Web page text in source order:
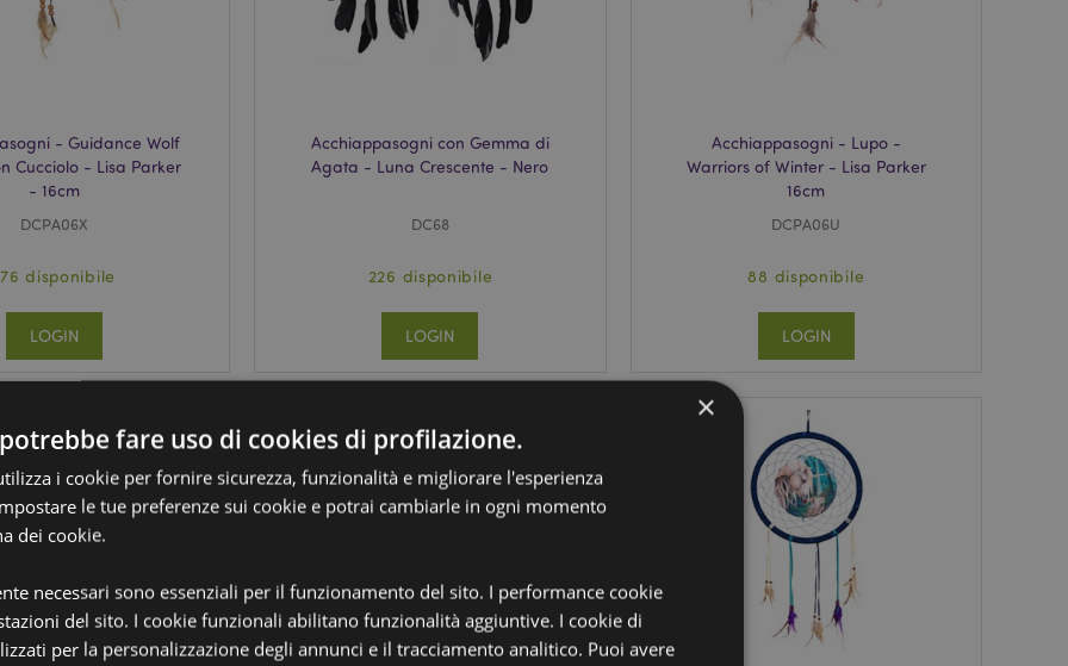
- Guidance Wolf
Cucciolo - Lisa Parker
- 16cm
DCPA06X
disponibile
LOGIN
Acchiappasogni con Gemma di
Agata - Luna Crescente - Nero
DC68
226 disponibile
LOGIN
Acchiappasogni - Lupo -
Warriors of Winter - Lisa Parker
16cm
DCPA06U
88 disponibile
LOGIN
×
fare uso di cookies di profilazione.
i cookie per fornire sicurezza, funzionalità e migliorare l'esperienza
le tue preferenze sui cookie e potrai cambiarle in ogni momento
dei cookie.
necessari sono essenziali per il funzionamento del sito. I performance cookie
del sito. I cookie funzionali abilitano funzionalità aggiuntive. I cookie di
per la personalizzazione degli annunci e il tracciamento analitico. Puoi avere